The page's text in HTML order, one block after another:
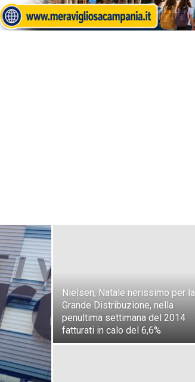
Nielsen, Natale nerissimo per la
Grande Distribuzione, nella
penultima settimana del 2014
fatturati in calo del 6,6%.